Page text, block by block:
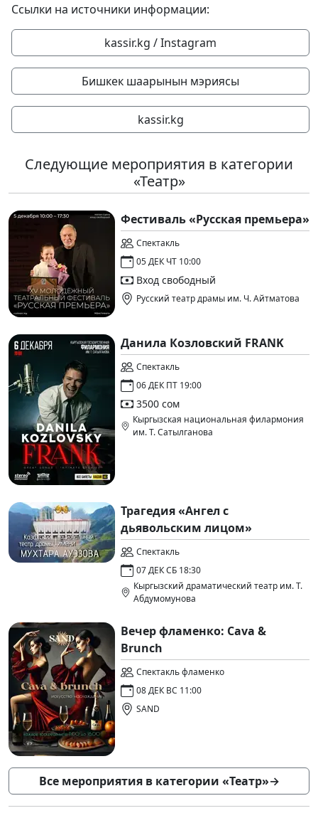
Ссылки на источники информации:
kassir.kg / Instagram
Бишкек шаарынын мэриясы
kassir.kg
Следующие мероприятия в категории
«Театр»
Фестиваль «Русская премьера»
Спектакль
05 ДЕК ЧТ 10:00
Вход свободный
Русский театр драмы им. Ч. Айтматова
Данила Козловский FRANK
Спектакль
06 ДЕК ПТ 19:00
3500 сом
Кыргызская национальная филармония
им. Т. Сатылганова
Трагедия «Ангел с
дьявольским лицом»
Спектакль
07 ДЕК СБ 18:30
Кыргызский драматический театр им. Т.
Абдумомунова
Вечер фламенко: Cava &
Brunch
Спектакль фламенко
08 ДЕК ВС 11:00
SAND
Все мероприятия в категории «Театр»→